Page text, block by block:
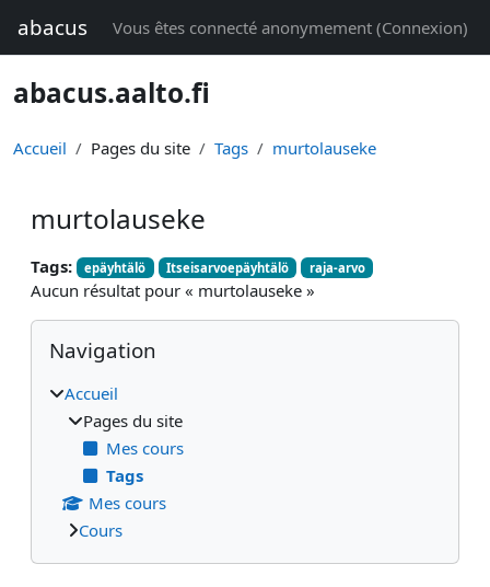
abacus Vous êtes connecté anonymement (Connexion)
abacus.aalto.fi
Accueil Pages du site Tags murtolauseke
murtolauseke
Tags: epäyhtälö Itseisarvoepäyhtälö raja-arvo
Aucun résultat pour « murtolauseke »
Blocs
Passer Navigation
Navigation
Accueil
Pages du site
Mes cours
Tags
Mes cours
Cours